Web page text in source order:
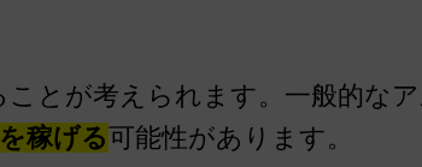
とが考えられます。一般的な
稼げる可能性があります。